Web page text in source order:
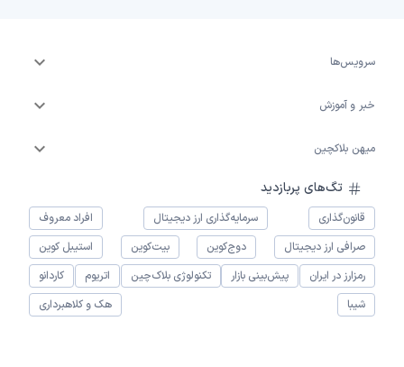
سرویس‌ها
خبر و آموزش
میهن بلاکچین
تگ‌های پربازدید
قانون‌گذاری سرمایه‌گذاری ارز دیجیتال
افراد معروف
صرافی ارز دیجیتال
دوج‌کوین بیت‌کوین
استیبل کوین
رمزارز در ایران
پیش‌بینی بازار تکنولوژی بلاک‌چین اتریوم
کاردانو
شیبا
هک و کلاهبرداری